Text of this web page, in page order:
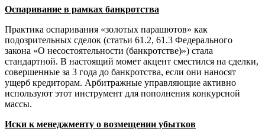
Оспаривание в рамках банкротства
Практика оспаривания «золотых парашютов» как
подозрительных сделок (статьи 61.2, 61.3 Федерального
закона «О несостоятельности (банкротстве)») стала
стандартной. В настоящий момет акцент сместился на сделки,
совершенные за 3 года до банкротства, если они наносят
ущерб кредиторам. Арбитражные управляющие активно
используют этот инструмент для пополнения конкурсной
массы.
Иски к менеджменту о возмещении убытков